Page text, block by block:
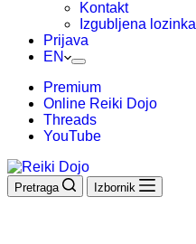
Kontakt
Izgubljena lozinka
Prijava
EN
Premium
Online Reiki Dojo
Threads
YouTube
Pretraga Izbornik